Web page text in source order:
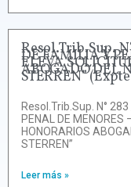
Resol.Trib.Sup.
DE FAMILIA Y
ELEVA
ABOGADO DEL
STERREN”
Resol.Trib.Sup. N°
PENAL DE MENORES
HONORARIOS
STERREN”
Leer más »